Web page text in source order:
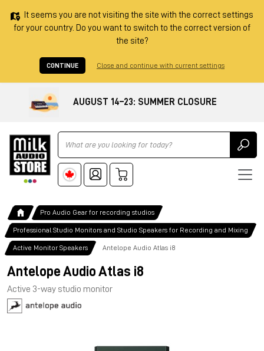
It seems you are not visiting the site with the correct settings
for your country. Do you want to switch to the correct version of
the site?
CONTINUE Close and continue with current settings
AUGUST 14–23: SUMMER CLOSURE
Ricerca
Pro Audio Gear for recording studios
Professional Studio Monitors and Studio Speakers for Recording and Mixing
Active Monitor Speakers Antelope Audio Atlas i8
Antelope Audio Atlas i8
Active 3-way studio monitor